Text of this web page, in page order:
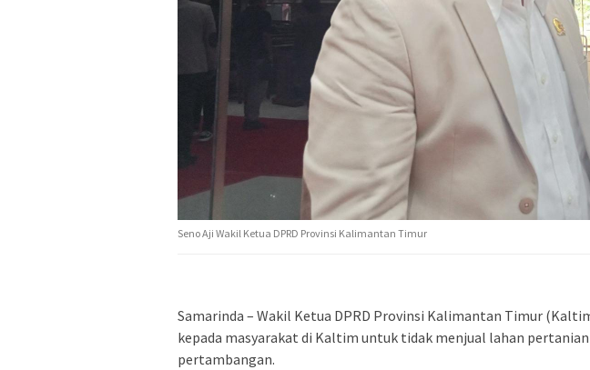
Seno Aji Wakil Ketua DPRD Provinsi Kalimantan Timur
Samarinda – Wakil Ketua DPRD Provinsi Kalimantan Timur
kepada masyarakat di Kaltim untuk tidak menjual lahan pertanian
pertambangan.